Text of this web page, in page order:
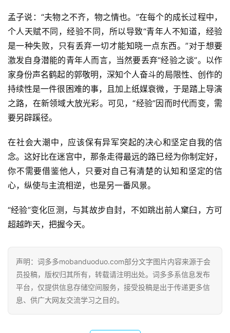
首
页
好
好
句
经
典
歌
词
古
孟子说：“夫物之不齐，物之情也。”在每个的成长过程中，
个人天赋不同，经验不同，所以导致“青年人不知道，经验
是一种失败，只有丢弃一切才能知晓一点东西。”对于想要
激发自身潜能的青年人而言，当然要丢弃“经验之谈”。以作
家身份声名鹤起的郭敬明，深知个人奋斗的局限性、创作的
持续性是一件很困难的事，且加上纸媒衰微，于是踏上导演
之路，在新领域大放光彩。可见，“经验”因而时代而变，需
要另辟蹊径。
在社会大潮中，应该保有异军突起的决心和坚定自我的信
念。这好比在迷宫中，那条走得最远的路已经为你制定好，
你不需要借鉴他人，只要对自己有清楚的认知和坚定的信
心，纵使与主流相逆，也是另一番风景。
“经验”变化叵测，与其故步自封，不如跳出前人窠臼，方可
超越昨天，把握今天。
声明：词多多mobanduoduo.com部分文字图片内容来源于会
员投稿，版权归其所有，转载请注明出处。词多多系信息发布
平台，仅提供信息存储空间服务，接受投稿是出于传递更多信
息、供广大网友交流学习之目的。